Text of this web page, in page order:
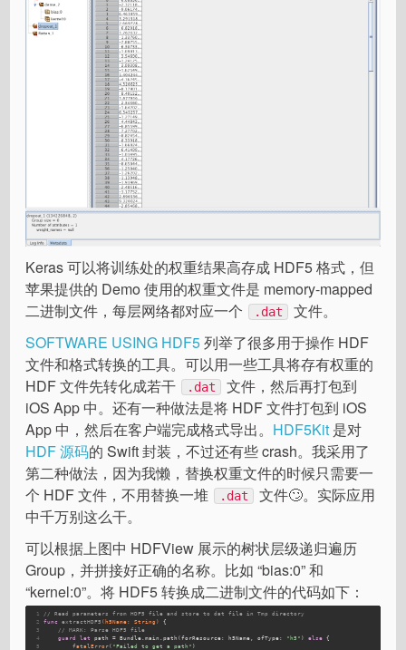
Keras 可以将训练处的权重结果高存成 HDF5 格式，但
苹果提供的 Demo 使用的权重文件是 memory-mapped
二进制文件，每层网络都对应一个
.dat
文件。
SOFTWARE USING HDF5列举了很多用于操作 HDF
文件和格式转换的工具。可以用一些工具将存有权重的
HDF 文件先转化成若干
.dat
文件，然后再打包到
iOS App 中。还有一种做法是将 HDF 文件打包到 iOS
App 中，然后在客户端完成格式导出。 HDF5Kit 是对
HDF 源码的 Swift 封装，不过还有些 crash。我采用了
第二种做法，因为我懒，替换权重文件的时候只需要一
个 HDF 文件，不用替换一堆
.dat
文件🙄。实际应用
中千万别这么干。
可以根据上图中 HDFView 展示的树状层级递归遍历
Group，并拼接好正确的名称。比如 “bias:0” 和
“kernel:0”。将 HDF5 转换成二进制文件的代码如下：
1
2
3
4
5
// Read parameters from HDF5 file and store to dat file in Tmp directory
func
extractHDF5 (h5Name: String)
{
// MARK: Parse HDF5 file
guard
let path = Bundle .main.path(forResource: h5Name, ofType: "h5" ) else {
fatalError( "Failed to get a path" )